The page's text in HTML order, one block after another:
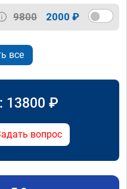
9800 2000 ₽
все
13800 ₽
вопрос